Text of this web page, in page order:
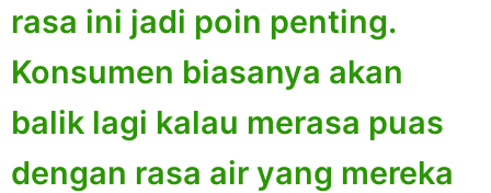
rasa ini jadi poin penting.
Konsumen biasanya akan
balik lagi kalau merasa puas
dengan rasa air yang mereka